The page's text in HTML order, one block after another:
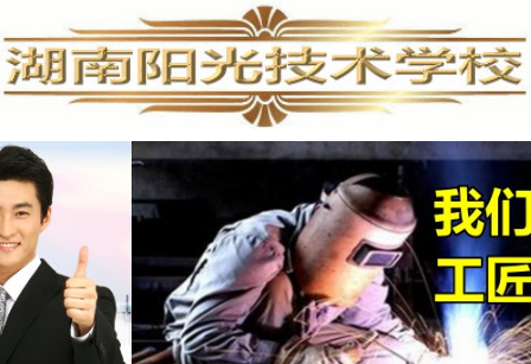
手机维修培训,手机维修培训学校,手机维修培训班